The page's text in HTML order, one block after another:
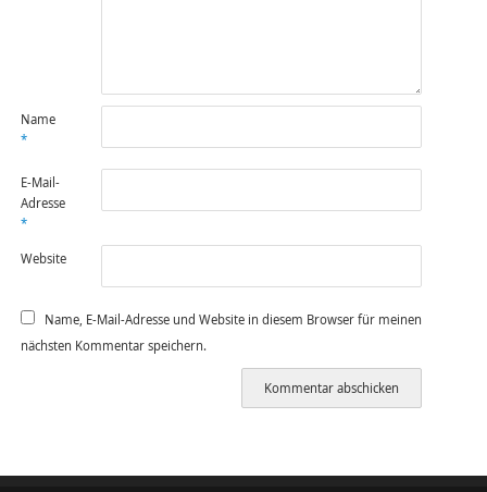
Name
*
E-Mail-
Adresse
*
Website
Name, E-Mail-Adresse und Website in diesem Browser für meinen
nächsten Kommentar speichern.